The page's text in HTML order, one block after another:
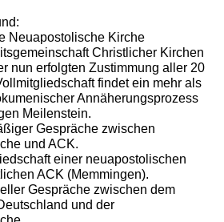
Neuapostolische Kirche
Christlicher Kirchen
nun erfolgten Zustimmung aller 20
findet ein mehr als
Annäherungsprozess
Meilenstein.
Gespräche zwischen
und ACK.
einer neuapostolischen
ACK (Memmingen).
Gespräche zwischen dem
und der